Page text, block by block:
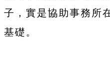
子，實是協助事務所
基礎。